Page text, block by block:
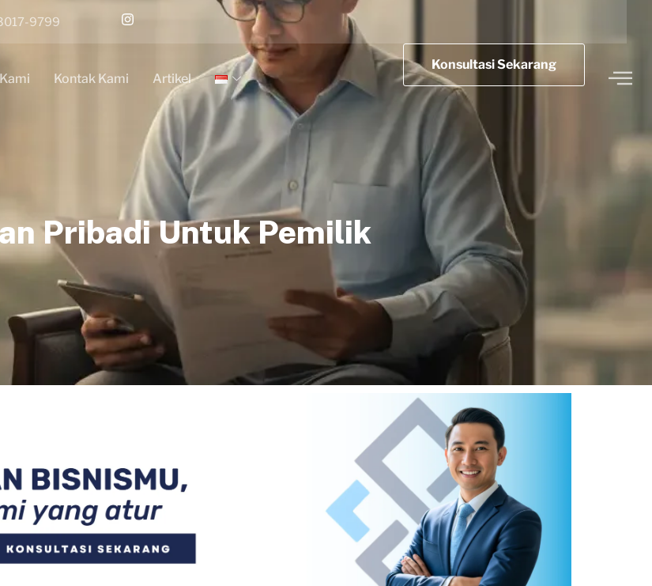
9799
Kontak Kami Artikel
Konsultasi Sekarang
Pribadi Untuk Pemilik